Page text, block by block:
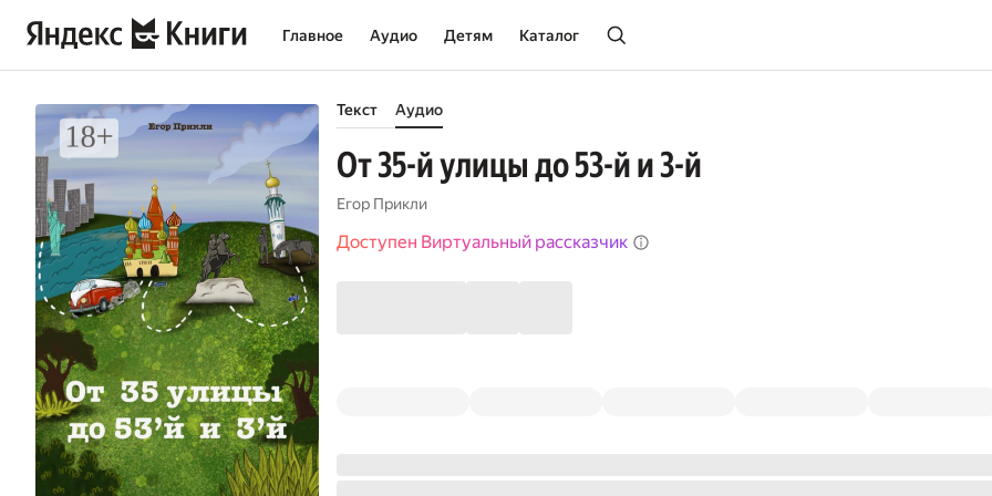
Главное Аудио Детям Каталог
Текст Аудио
От 35-й улицы до 53-й и 3-й
Егор Прикли
Доступен Виртуальный рассказчик